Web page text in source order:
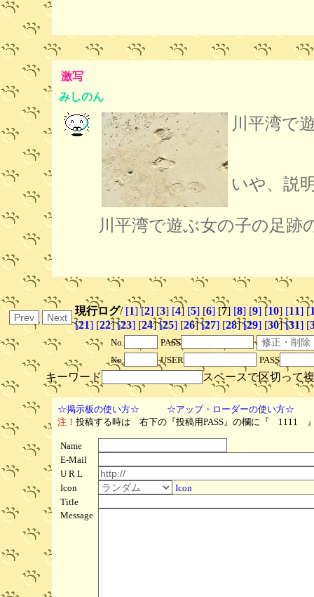
激写
みしのん
川平湾で
いや、説
川平湾で遊ぶ女の子の足跡
現行ログ/ [1] [2] [3] [4] [5] [6] [7] [8] [9] [10] [11] [
[21] [22] [23] [24] [25] [26] [27] [28] [29] [30] [31] [
No.
PASS
No.
USER PASS
キーワード スペースで区切って
☆掲示板の使い方☆
☆アップ・ローダーの使い方☆
注！ 投稿する時は 右下の『投稿用PASS』の欄に『 1111
Name
E-Mail
U R L
Icon
Icon
Title
Message